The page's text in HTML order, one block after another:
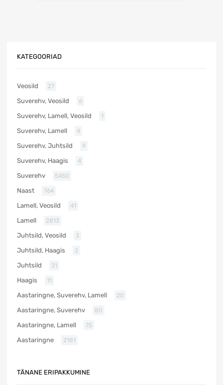
KATEGOORIAD
Veosild 27
Suverehv, Veosild 6
Suverehv, Lamell, Veosild 1
Suverehv, Lamell 4
Suverehv, Juhtsild 9
Suverehv, Haagis 4
Suverehv 5450
Naast 764
Lamell, Veosild 41
Lamell 2813
Juhtsild, Veosild 3
Juhtsild, Haagis 2
Juhtsild 31
Haagis 11
Aastaringne, Suverehv, Lamell 20
Aastaringne, Suverehv 80
Aastaringne, Lamell 75
Aastaringne 2181
TÄNANE ERIPAKKUMINE